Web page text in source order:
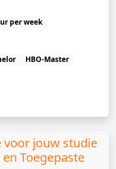
per week
HBO-Master
voor jouw studie
Toegepaste